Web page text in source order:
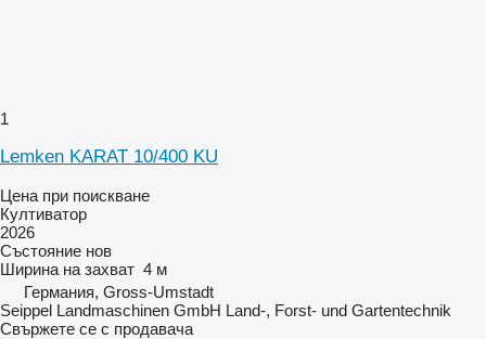
1
Lemken KARAT 10/400 KU
Цена при поискване
Култиватор
2026
Състояние нов
Ширина на захват 4 м
Германия, Gross-Umstadt
Seippel Landmaschinen GmbH Land-, Forst- und Gartentechnik
Свържете се с продавача